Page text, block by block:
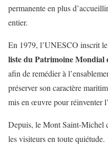
permanente en plus
entier.
En 1979, l’UNESCO inscrit
liste du Patrimoine Mondial
afin de remédier à
préserver son caractère
mis en œuvre pour réinventer
Depuis, le Mont Saint-Michel
les visiteurs en toute quiétude.